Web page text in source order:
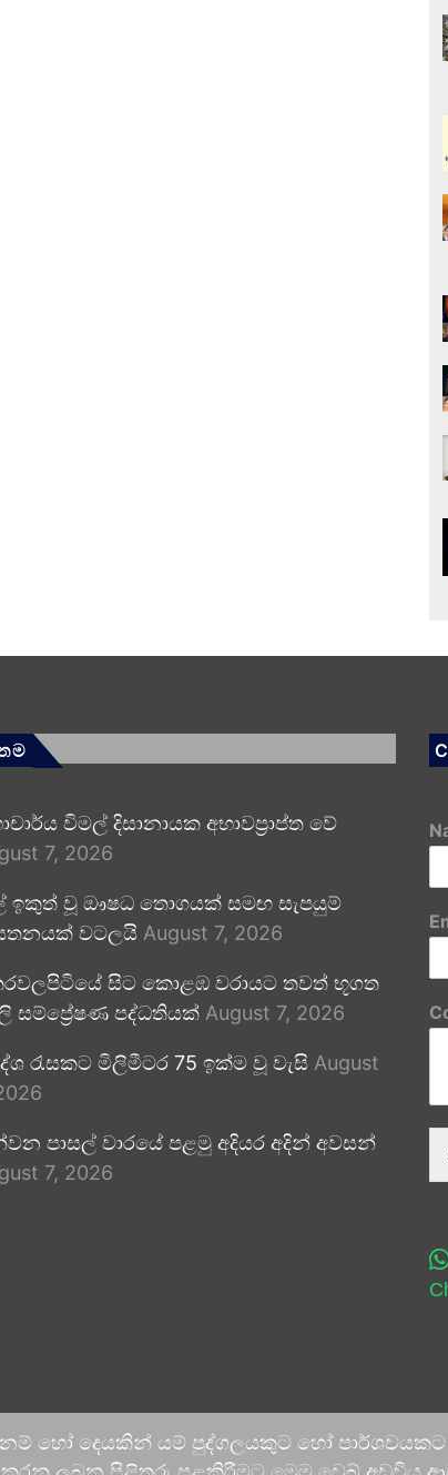
විමල් දිසානායක අභාවප්‍රාප්ත වේ
7, 2026
ඉකුත් වූ ඖෂධ තොගයක් සමඟ සැපයුම්
වටලයි August 7, 2026
සිට කොළඹ වරායට තවත් භූගත
සම්ප්‍රේෂණ පද්ධතියක් August 7, 2026
රැසකට මිලිමීටර 75 ඉක්ම වූ වැසි August
පාසල් වාරයේ පළමු අදියර අදින් අවසන්
7, 2026
කිනම් හෝ දෙයකින් යම් පුද්ගලයකුට හෝ